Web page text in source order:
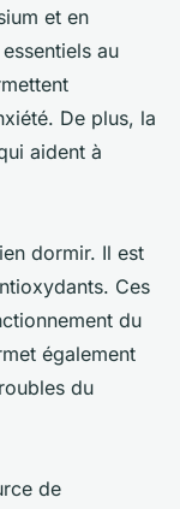
et en
au
De plus, la
aident à
dormir. Il est
Ces
du
également
du
de